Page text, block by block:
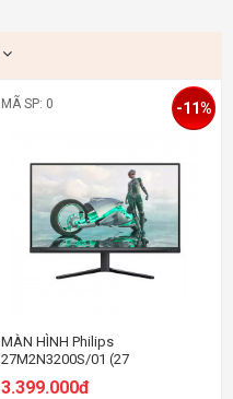
MÃ SP: 0
MÀN HÌNH Philips
27M2N3200S/01 (27
3.399.000đ
-11%